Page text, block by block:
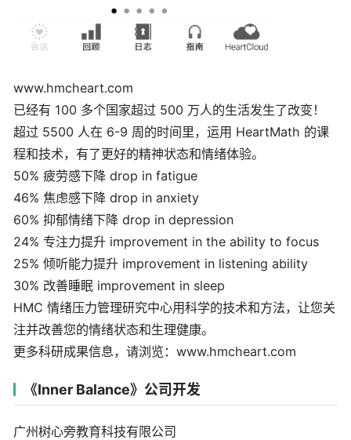
www.hmcheart.com
已经有 100 多个国家超过 500 万人的生活发生了改变！
超过 5500 人在 6-9 周的时间里，运用 HeartMath 的课
程和技术，有了更好的精神状态和情绪体验。
50% 疲劳感下降 drop in fatigue
46% 焦虑感下降 drop in anxiety
60% 抑郁情绪下降 drop in depression
24% 专注力提升 improvement in the ability to focus
25% 倾听能力提升 improvement in listening ability
30% 改善睡眠 improvement in sleep
HMC 情绪压力管理研究中心用科学的技术和方法，让您关
注并改善您的情绪状态和生理健康。
更多科研成果信息，请浏览：www.hmcheart.com
《Inner Balance》公司开发
广州树心旁教育科技有限公司